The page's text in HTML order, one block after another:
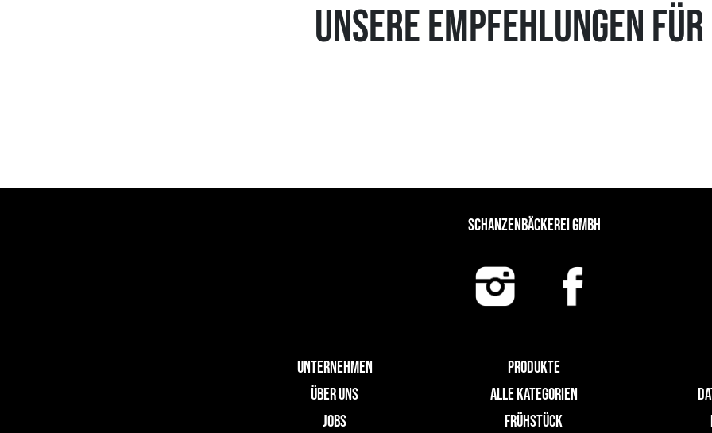
UNSERE EMPFEHLUNGEN
SCHANZENBÄCKEREI GMBH
UNTERNEHMEN
ÜBER UNS
JOBS
PRODUKTE
ALLE KATEGORIEN
FRÜHSTÜCK